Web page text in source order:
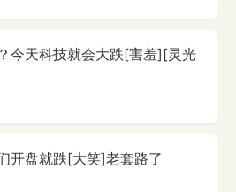
今天科技就会大跌[害羞][灵光
开盘就跌[大笑]老套路了